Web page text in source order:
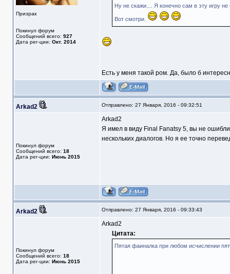
Призрак
Покинул форум
Сообщений всего: 927
Дата рег-ции: Окт. 2014
Ну не скажи.... Я конечно сам в эту игру не
Вот смотри.
Есть у меня такой ром. Да, было б
Arkad2 Отправлено: 27 Января, 2016 - 09:32:51
Покинул форум
Сообщений всего: 18
Дата рег-ции: Июнь 2015
Arkad2
Я имел в виду Final Fanatsy 5, вы не
нескольких диалогов. Но я ее точно
Arkad2 Отправлено: 27 Января, 2016 - 09:33:43
Покинул форум
Сообщений всего: 18
Дата рег-ции: Июнь 2015
Arkad2
Цитата:
Пятая фаиналка при любом исчислении